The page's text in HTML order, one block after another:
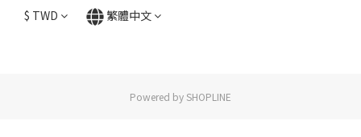
$ TWD 繁體中文
Powered by SHOPLINE